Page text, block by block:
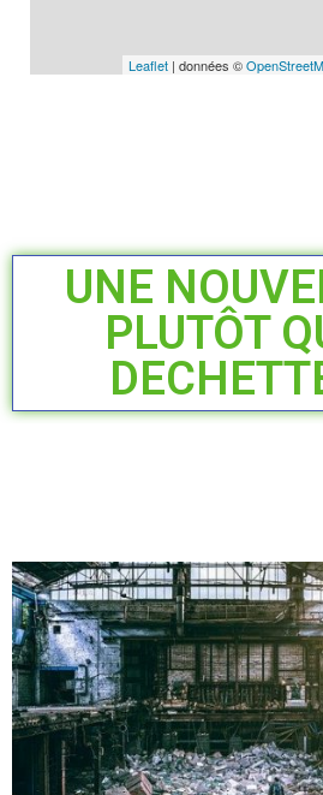
Leaflet | données ©
UNE
PLUTÔT